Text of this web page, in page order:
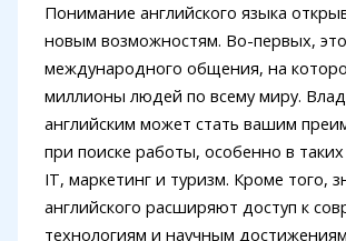
Понимание английского языка
новым возможностям. Во-первых,
международного общения, на
миллионы людей по всему миру.
английским может стать вашим
при поиске работы, особенно в
IT, маркетинг и туризм. Кроме того,
английского расширяют доступ к
технологиям и научным